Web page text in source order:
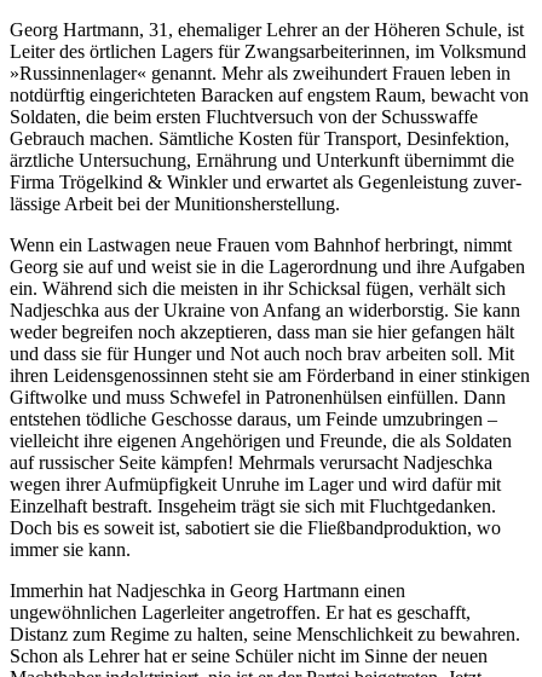
Georg Hartmann, 31, ehemaliger Lehrer an der Höheren Schule, ist
Leiter des örtlichen Lagers für Zwangs­ar­bei­te­rin­nen, im Volksmund
»Russinnenlager« genannt. Mehr als zweihundert Frauen leben in
not­dürf­tig eingerichteten Baracken auf engstem Raum, bewacht von
Soldaten, die beim ersten Fluchtver­such von der Schusswaffe
Gebrauch machen. Sämtliche Kosten für Transport, Desinfektion,
ärztliche Un­ter­su­chung, Er­näh­rung und Unterkunft übernimmt die
Firma Trögelkind & Winkler und erwartet als Ge­gen­leis­tung zu­ver­
läs­si­ge Arbeit bei der Munitionsherstellung.
Wenn ein Lastwagen neue Frauen vom Bahnhof herbringt, nimmt
Georg sie auf und weist sie in die Lager­ordnung und ihre Aufgaben
ein. Während sich die meisten in ihr Schicksal fügen, verhält sich
Nadjeschka aus der Ukraine von Anfang an widerborstig. Sie kann
weder begreifen noch akzeptieren, dass man sie hier gefangen hält
und dass sie für Hunger und Not auch noch brav arbeiten soll. Mit
ihren Leidensgenossinnen steht sie am Förderband in einer stinkigen
Giftwolke und muss Schwefel in Patronenhülsen einfüllen. Dann
entstehen tödliche Geschosse daraus, um Feinde umzubringen –
vielleicht ihre eigenen Angehörigen und Freunde, die als Soldaten
auf russischer Seite kämpfen! Mehrmals verursacht Nadjeschka
wegen ihrer Auf­müp­fig­keit Unruhe im Lager und wird dafür mit
Einzelhaft bestraft. Insgeheim trägt sie sich mit Flucht­ge­dan­ken.
Doch bis es soweit ist, sabotiert sie die Fließbandproduktion, wo
immer sie kann.
Immerhin hat Nadjeschka in Georg Hartmann einen
ungewöhnlichen Lagerleiter angetroffen. Er hat es ge­schafft,
Distanz zum Regime zu halten, seine Menschlichkeit zu bewahren.
Schon als Lehrer hat er seine Schüler nicht im Sinne der neuen